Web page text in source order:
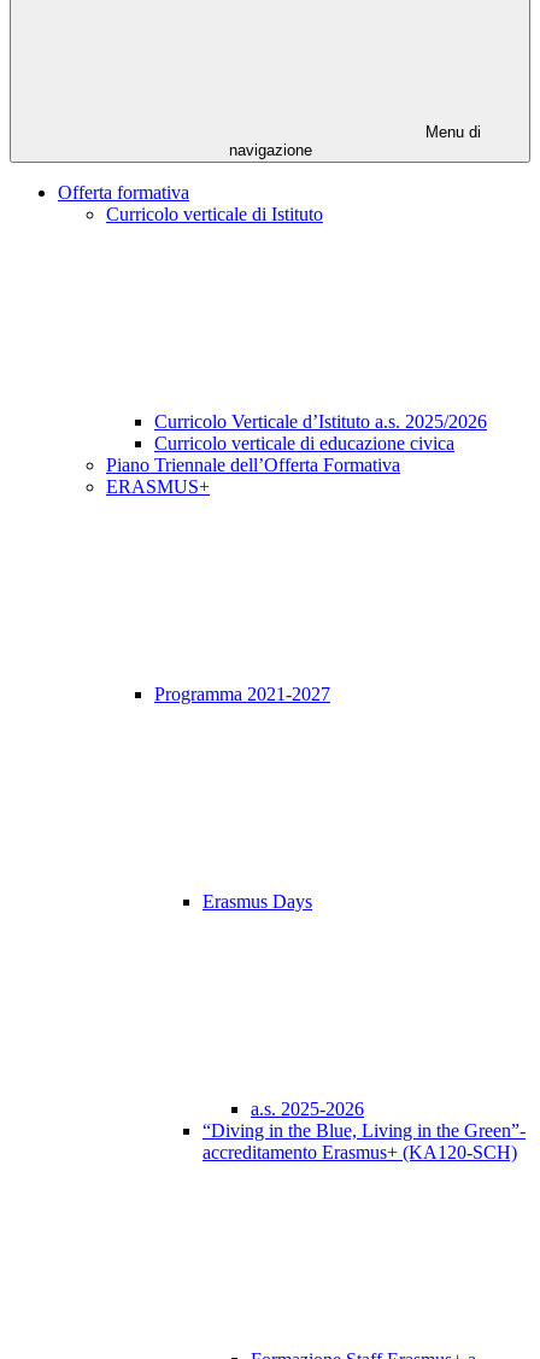
Menu di
navigazione
Offerta formativa
Curricolo verticale di Istituto
Curricolo Verticale d’Istituto a.s. 2025/2026
Curricolo verticale di educazione civica
Piano Triennale dell’Offerta Formativa
ERASMUS+
Programma 2021-2027
Erasmus Days
a.s. 2025-2026
“Diving in the Blue, Living in the Green”-
accreditamento Erasmus+ (KA120-SCH)